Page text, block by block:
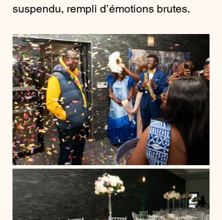
suspendu, rempli d’émotions brutes.